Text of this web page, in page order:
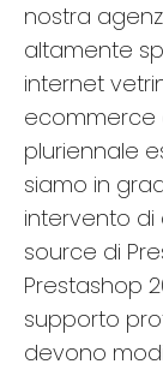
nostra
altamente
internet
ecommerce
pluriennale
siamo in
intervento di
source di
Prestashop
supporto
devono